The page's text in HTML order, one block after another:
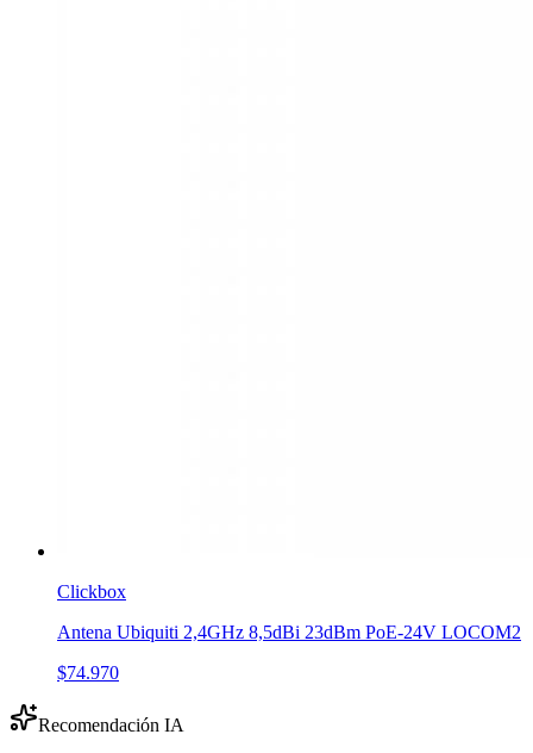
Clickbox
Antena Ubiquiti 2,4GHz 8,5dBi 23dBm PoE-24V LOCOM2
$74.970
Recomendación IA